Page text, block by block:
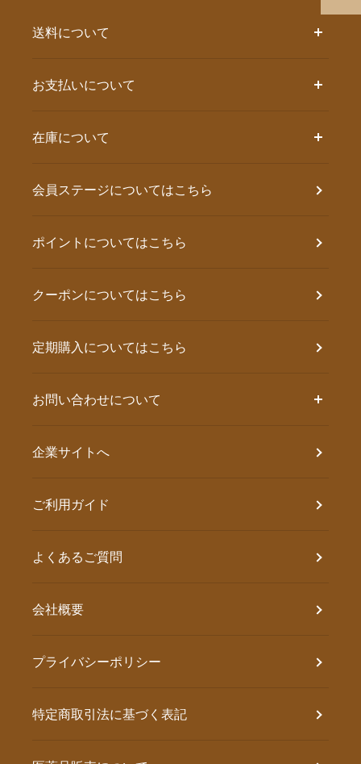
送料について
お支払いについて
在庫について
会員ステージについてはこちら
ポイントについてはこちら
クーポンについてはこちら
定期購入についてはこちら
お問い合わせについて
企業サイトへ
ご利用ガイド
よくあるご質問
会社概要
プライバシーポリシー
特定商取引法に基づく表記